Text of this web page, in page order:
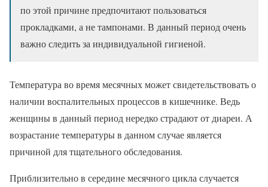
по этой причине предпочитают пользоваться
прокладками, а не тампонами. В данный период очень
важно следить за индивидуальной гигиеной.
Температура во время месячных может свидетельствовать о
наличии воспалительных процессов в кишечнике. Ведь
женщины в данный период нередко страдают от диареи. А
возрастание температуры в данном случае является
причиной для тщательного обследования.
Приблизительно в середине месячного цикла случается